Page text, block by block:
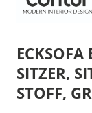
SITZER,
STOFF,